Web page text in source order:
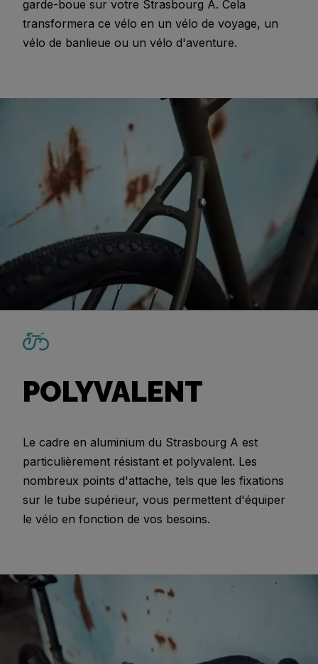
garde-boue sur votre Strasbourg A. Cela
transformera ce vélo en un vélo de voyage, un
vélo de banlieue ou un vélo d'aventure.
POLYVALENT
Le cadre en aluminium du Strasbourg A est
particulièrement résistant et polyvalent. Les
nombreux points d'attache, tels que les fixations
sur le tube supérieur, vous permettent d'équiper
le vélo en fonction de vos besoins.